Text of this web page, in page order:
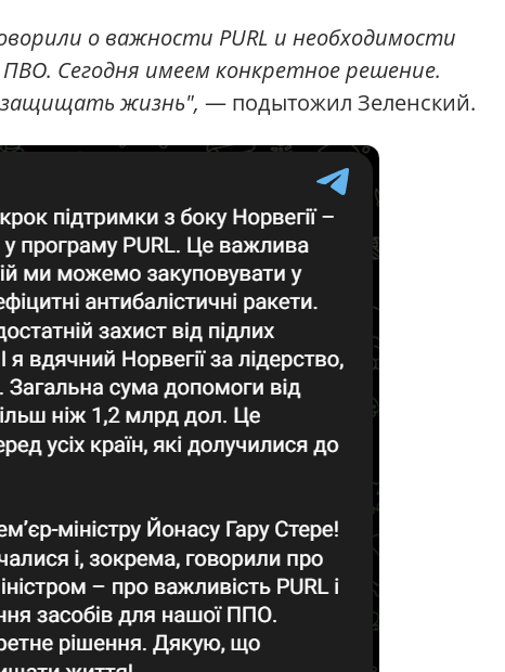
о важности PURL и необходимости
Сегодня имеем конкретное решение.
жизнь", — подытожил Зеленский.